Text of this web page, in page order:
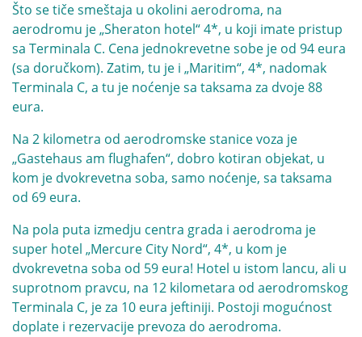
Što se tiče smeštaja u okolini aerodroma, na
aerodromu je „Sheraton hotel“ 4*, u koji imate pristup
sa Terminala C. Cena jednokrevetne sobe je od 94 eura
(sa doručkom). Zatim, tu je i „Maritim“, 4*, nadomak
Terminala C, a tu je noćenje sa taksama za dvoje 88
eura.
Na 2 kilometra od aerodromske stanice voza je
„Gastehaus am flughafen“, dobro kotiran objekat, u
kom je dvokrevetna soba, samo noćenje, sa taksama
od 69 eura.
Na pola puta izmedju centra grada i aerodroma je
super hotel „Mercure City Nord“, 4*, u kom je
dvokrevetna soba od 59 eura! Hotel u istom lancu, ali u
suprotnom pravcu, na 12 kilometara od aerodromskog
Terminala C, je za 10 eura jeftiniji. Postoji mogućnost
doplate i rezervacije prevoza do aerodroma.